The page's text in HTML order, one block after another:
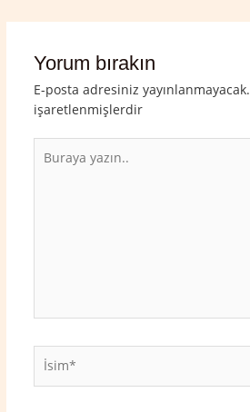
Yorum bırakın
E-posta adresiniz yayınlanmayacak.
işaretlenmişlerdir
yazın..
İsim*